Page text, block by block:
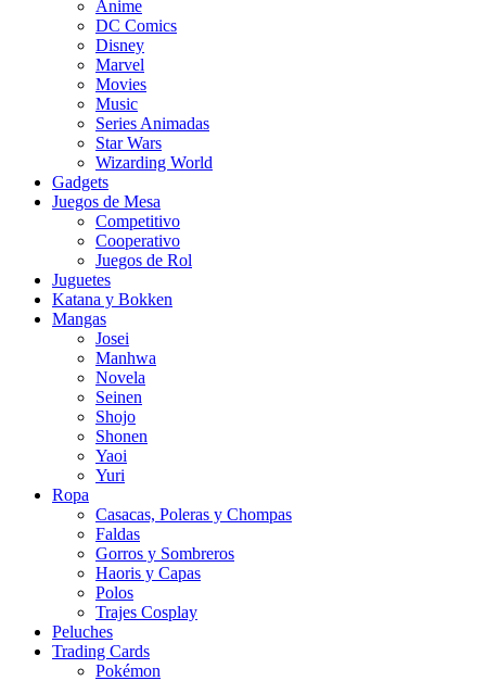
Anime
DC Comics
Disney
Marvel
Movies
Music
Series Animadas
Star Wars
Wizarding World
Gadgets
Juegos de Mesa
Competitivo
Cooperativo
Juegos de Rol
Juguetes
Katana y Bokken
Mangas
Josei
Manhwa
Novela
Seinen
Shojo
Shonen
Yaoi
Yuri
Ropa
Casacas, Poleras y Chompas
Faldas
Gorros y Sombreros
Haoris y Capas
Polos
Trajes Cosplay
Peluches
Trading Cards
Pokémon